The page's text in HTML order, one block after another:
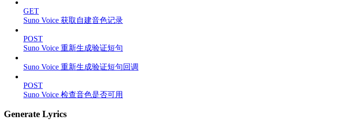
GET
Suno Voice 获取自建音色记录
POST
Suno Voice 重新生成验证短句
Suno Voice 重新生成验证短句回调
POST
Suno Voice 检查音色是否可用
Generate Lyrics